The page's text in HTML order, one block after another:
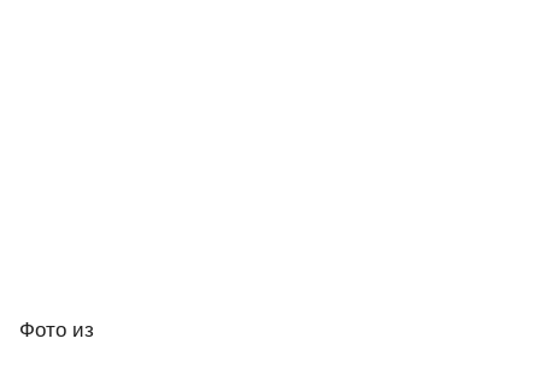
Фото из